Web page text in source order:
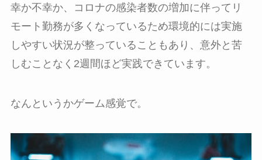
幸か不幸か、コロナの感染者数の増加に伴ってリ
モート勤務が多くなっているため環境的には実施
しやすい状況が整っていることもあり、意外と苦
しむことなく2週間ほど実践できています。
なんというかゲーム感覚で。